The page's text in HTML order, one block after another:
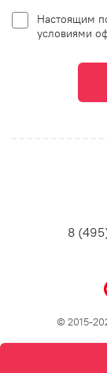
Настоящим
условиями
8
© 2015-